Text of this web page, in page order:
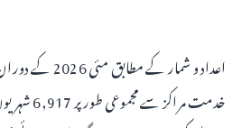
اعداد و شمار کے
خدمت